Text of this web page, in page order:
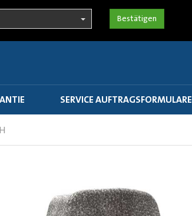
SERVICE AUFTRAGSFORMULARE